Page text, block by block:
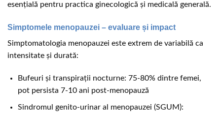
esențială pentru practica ginecologică și medicală generală.
Simptomele menopauzei – evaluare și impact
Simptomatologia menopauzei este extrem de variabilă ca
intensitate și durată:
Bufeuri și transpirații nocturne: 75-80% dintre femei,
pot persista 7-10 ani post-menopauză
Sindromul genito-urinar al menopauzei (SGUM):